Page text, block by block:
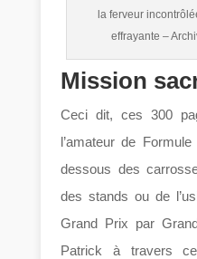
la ferveur
effrayante –
Mission
Ceci dit, ces 300
l’amateur de
dessous des
des stands ou de
Grand Prix par
Patrick à travers